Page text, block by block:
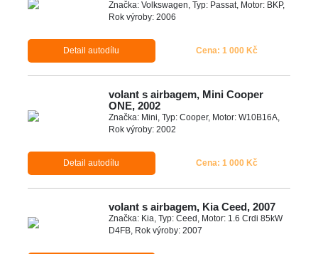
Značka: Volkswagen, Typ: Passat, Motor: BKP,
Rok výroby: 2006
Detail autodílu Cena: 1 000 Kč
volant s airbagem, Mini Cooper
ONE, 2002
Značka: Mini, Typ: Cooper, Motor: W10B16A,
Rok výroby: 2002
Detail autodílu Cena: 1 000 Kč
volant s airbagem, Kia Ceed, 2007
Značka: Kia, Typ: Ceed, Motor: 1.6 Crdi 85kW
D4FB, Rok výroby: 2007